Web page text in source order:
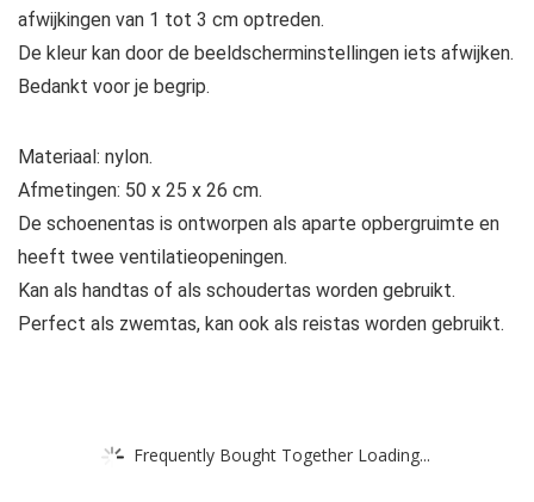
afwijkingen van 1 tot 3 cm optreden.
De kleur kan door de beeldscherminstellingen iets afwijken.
Bedankt voor je begrip.
Materiaal: nylon.
Afmetingen: 50 x 25 x 26 cm.
De schoenentas is ontworpen als aparte opbergruimte en
heeft twee ventilatieopeningen.
Kan als handtas of als schoudertas worden gebruikt.
Perfect als zwemtas, kan ook als reistas worden gebruikt.
Frequently Bought Together Loading...